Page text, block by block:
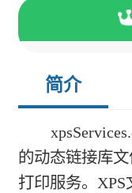
简介
的动态链接库
打印服务。